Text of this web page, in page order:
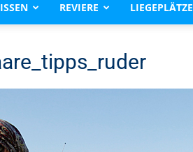
BLAUWASSER.DE
REVIERE LIEGEPLÄTZE